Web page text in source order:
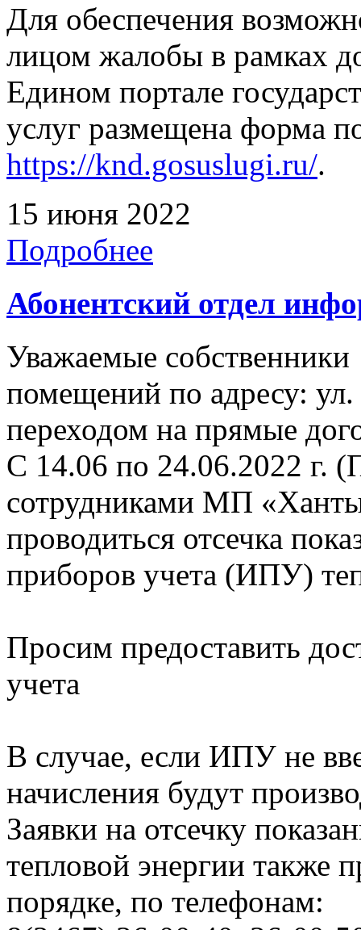
Для обеспечения
лицом жалобы в рамках
Едином портале
услуг размещена форма
https://knd.gosuslugi.ru/.
15 июня 2022
Подробнее
Абонентский отдел
Уважаемые
помещений по адресу:
переходом на прямые
С 14.06 по 24.06.2022 г.
сотрудниками МП
проводиться отсечка
приборов учета (ИПУ)
Просим предоставить
учета
В случае, если ИПУ не
начисления будут
Заявки на отсечку
тепловой энергии также
порядке, по телефонам: